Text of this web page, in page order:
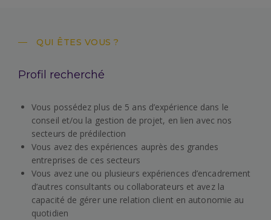
QUI ÊTES VOUS ?
Profil recherché
Vous possédez plus de 5 ans d’expérience dans le
conseil et/ou la gestion de projet, en lien avec nos
secteurs de prédilection
Vous avez des expériences auprès des grandes
entreprises de ces secteurs
Vous avez une ou plusieurs expériences d’encadrement
d’autres consultants ou collaborateurs et avez la
capacité de gérer une relation client en autonomie au
quotidien